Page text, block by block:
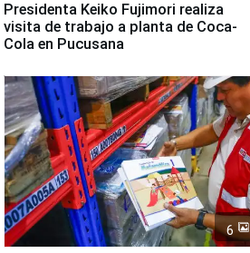
Presidenta Keiko Fujimori realiza
visita de trabajo a planta de Coca-
Cola en Pucusana
6